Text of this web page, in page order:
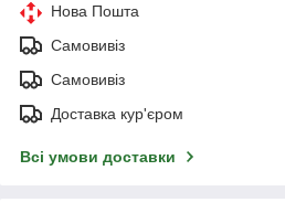
Нова Пошта
Самовивіз
Самовивіз
Доставка кур'єром
Всі умови доставки